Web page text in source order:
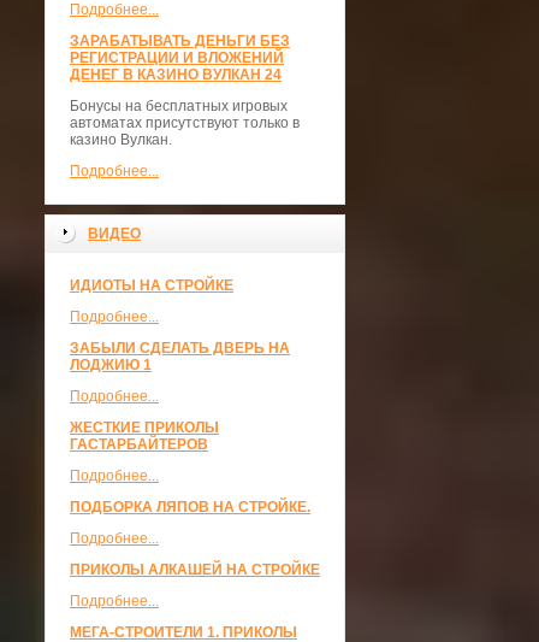
Подробнее...
ЗАРАБАТЫВАТЬ ДЕНЬГИ БЕЗ
РЕГИСТРАЦИИ И ВЛОЖЕНИЙ
ДЕНЕГ В КАЗИНО ВУЛКАН 24
Бонусы на бесплатных игровых
автоматах присутствуют только в
казино Вулкан.
Подробнее...
ВИДЕО
ИДИОТЫ НА СТРОЙКЕ
Подробнее...
ЗАБЫЛИ СДЕЛАТЬ ДВЕРЬ НА
ЛОДЖИЮ 1
Подробнее...
ЖЕСТКИЕ ПРИКОЛЫ
ГАСТАРБАЙТЕРОВ
Подробнее...
ПОДБОРКА ЛЯПОВ НА СТРОЙКЕ.
Подробнее...
ПРИКОЛЫ АЛКАШЕЙ НА СТРОЙКЕ
Подробнее...
МЕГА-СТРОИТЕЛИ 1. ПРИКОЛЫ